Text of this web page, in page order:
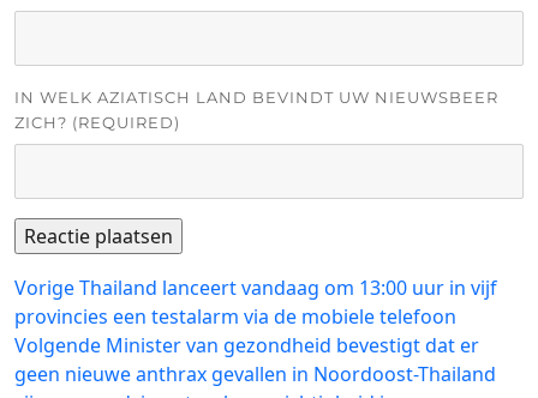
IN WELK AZIATISCH LAND BEVINDT UW NIEUWSBEER
ZICH? (REQUIRED)
Bericht
navigatie
VorigeVorig
bericht:
Thailand lanceert vandaag om 13:00 uur in vijf
provincies een testalarm via de mobiele telefoon
Volgende Volgend
bericht:
Minister van gezondheid bevestigt dat er
geen nieuwe anthrax gevallen in Noordoost-Thailand